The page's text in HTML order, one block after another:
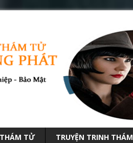
TỬ TRUYỆN TRINH THÁM